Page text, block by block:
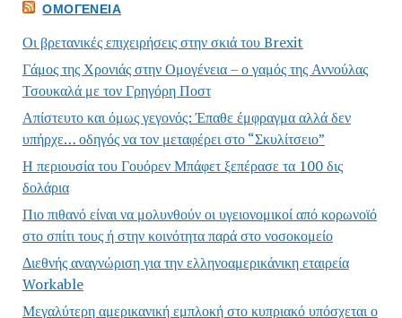
ΟΜΟΓΈΝΕΙΑ
Οι βρετανικές επιχειρήσεις στην σκιά του Brexit
Γάμος της Χρονιάς στην Ομογένεια – ο γαμός της Αννούλας
Τσουκαλά με τον Γρηγόρη Ποστ
Απίστευτο και όμως γεγονός: Έπαθε έμφραγμα αλλά δεν
υπήρχε… οδηγός να τον μεταφέρει στο “Σκυλίτσειο”
Η περιουσία του Γουόρεν Μπάφετ ξεπέρασε τα 100 δις
δολάρια
Πιο πιθανό είναι να μολυνθούν οι υγειονομικοί από κορωνοϊό
στο σπίτι τους ή στην κοινότητα παρά στο νοσοκομείο
Διεθνής αναγνώριση για την ελληνοαμερικάνικη εταιρεία
Workable
Μεγαλύτερη αμερικανική εμπλοκή στο κυπριακό υπόσχεται ο